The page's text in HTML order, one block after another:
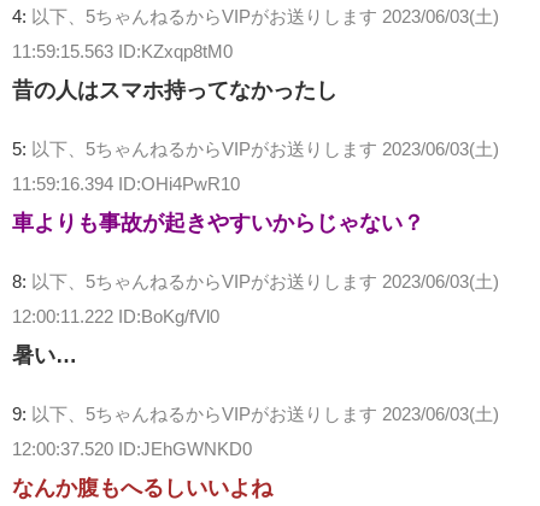
4: 以下、5ちゃんねるからVIPがお送りします 2023/06/03(土)
11:59:15.563 ID:KZxqp8tM0
昔の人はスマホ持ってなかったし
5: 以下、5ちゃんねるからVIPがお送りします 2023/06/03(土)
11:59:16.394 ID:OHi4PwR10
車よりも事故が起きやすいからじゃない？
8: 以下、5ちゃんねるからVIPがお送りします 2023/06/03(土)
12:00:11.222 ID:BoKg/fVl0
暑い…
9: 以下、5ちゃんねるからVIPがお送りします 2023/06/03(土)
12:00:37.520 ID:JEhGWNKD0
なんか腹もへるしいいよね